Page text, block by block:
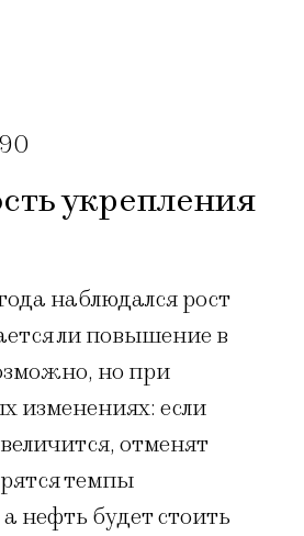
укрепления
наблюдался рост
ли повышение в
но при
изменениях: если
отменят
темпы
нефть будет стоить